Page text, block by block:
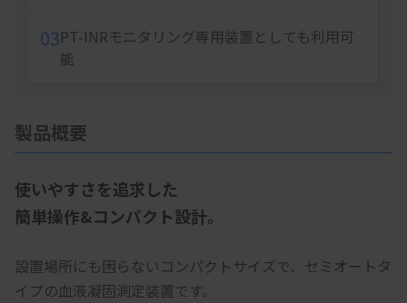
03PT-INRモニタリング専用装置としても利用可
能
製品概要
使いやすさを追求した
簡単操作&コンパクト設計。
設置場所にも困らないコンパクトサイズで、セミオートタ
イプの血液凝固測定装置です。